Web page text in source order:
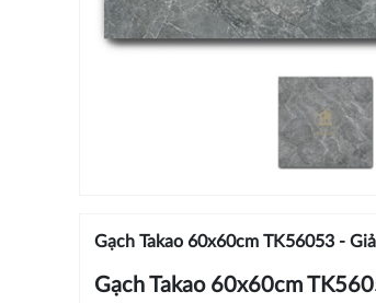
Gạch Takao 60x60cm TK56053 -
Gạch Takao 60x60cm